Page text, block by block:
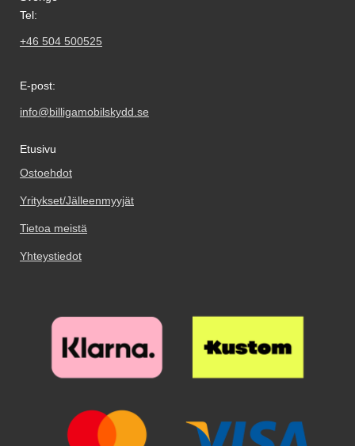
Tel:
+46 504 500525
E-post:
info@billigamobilskydd.se
Etusivu
Ostoehdot
Yritykset/Jälleenmyyjät
Tietoa meistä
Yhteystiedot